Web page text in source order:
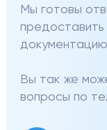
Мы готовы
Вы так же
вопросы по